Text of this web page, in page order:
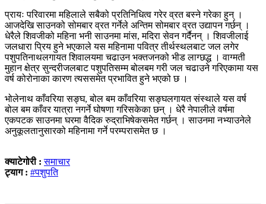
प्रायः परिवारमा महिलाले सबैको प्रतिनिधित्व गरेर व्रत बस्ने गरेका हुन् ।
आजदेखि साउनको सोमबार व्रत गर्नेले अन्तिम सोमबार व्रत उद्यापन गर्छन् ।
धेरैले शिवजीको महिना भनी साउनमा मांस, मदिरा सेवन गर्दैनन् । शिवजीलाई
जलधारा प्रिय हुने भएकाले यस महिनामा पवित्र तीर्थस्थलबाट जल लगेर
पशुपतिनाथलगायत शिवालयमा चढाउन भक्तजनको भीड लाग्छद्ध । वाग्मती
मुहान क्षेत्र सुन्दरीजलबाट पशुपतिसम्म बोलबम गरी जल चढाउने गरिएकामा यस
वर्ष कोरोनाका कारण त्यससमेत प्रभावित हुने भएको छ ।
भोलेनाथ काँवरिया सङ्घ, बोल बम काँवरिया सङ्घलगायत संस्थाले यस वर्ष
बोल बम काँवर यात्रा नगर्ने घोषणा गरिसकेका छन् । धेरै नेपालीले वर्षमा
एकपटक साउनमा घरमा वैदिक रुद्राभिषेकसमेत गर्छन् । साउनमा नभ्याउनेले
अनुकूलतानुसारको महिनामा गर्ने परम्परासमेत छ ।
क्याटेगोरी :समाचार
ट्याग : #पशुपति